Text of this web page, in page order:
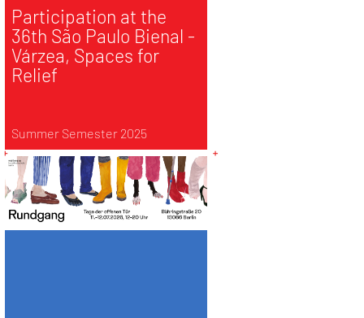
Participation at the
36th São Paulo Bienal -
Várzea, Spaces for
Relief
Summer Semester 2025